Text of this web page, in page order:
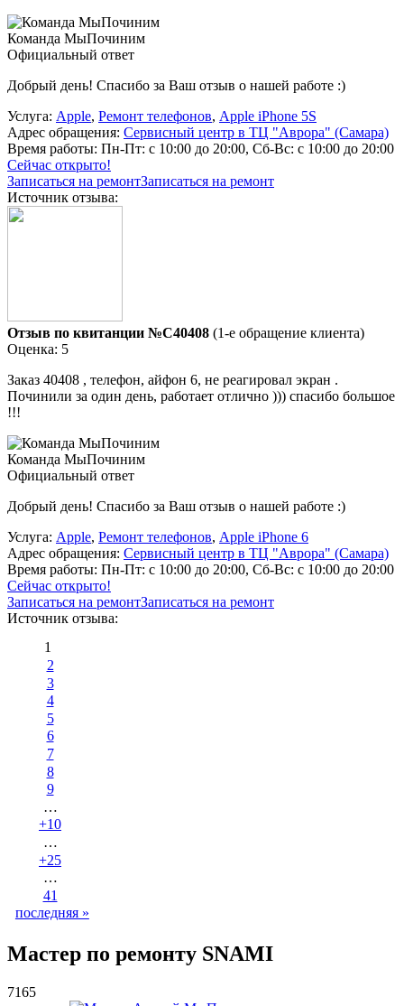
Команда МыПочиним
Официальный ответ
Добрый день! Спасибо за Ваш отзыв о нашей работе :)
Услуга: Apple, Ремонт телефонов, Apple iPhone 5S
Адрес обращения: Сервисный центр в ТЦ "Аврора" (Самара)
Время работы: Пн-Пт: с 10:00 до 20:00, Сб-Вс: с 10:00 до 20:00
Сейчас открыто!
Записаться на ремонтЗаписаться на ремонт
Источник отзыва:
Отзыв по квитанции №C40408 (1-е обращение клиента)
Оценка: 5
Заказ 40408 , телефон, айфон 6, не реагировал экран .
Починили за один день, работает отлично ))) спасибо большое
!!!
Команда МыПочиним
Официальный ответ
Добрый день! Спасибо за Ваш отзыв о нашей работе :)
Услуга: Apple, Ремонт телефонов, Apple iPhone 6
Адрес обращения: Сервисный центр в ТЦ "Аврора" (Самара)
Время работы: Пн-Пт: с 10:00 до 20:00, Сб-Вс: с 10:00 до 20:00
Сейчас открыто!
Записаться на ремонтЗаписаться на ремонт
Источник отзыва:
1
2
3
4
5
6
7
8
9
…
+10
…
+25
…
41
последняя »
Мастер по ремонту SNAMI
7165